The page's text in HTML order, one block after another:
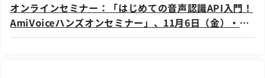
オンラインセミナー：「はじめての音声認識API入門！
AmiVoiceハンズオンセミナー」、11月6日（金）・10
日（火）開催